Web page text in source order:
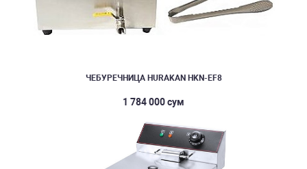
ЧЕБУРЕЧНИЦА HURAKAN HKN-EF8
1 784 000 сум